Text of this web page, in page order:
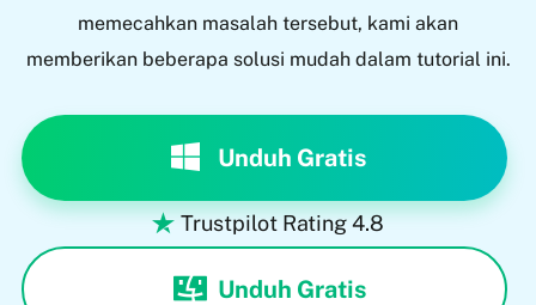
memecahkan masalah tersebut, kami akan
memberikan beberapa solusi mudah dalam tutorial ini.
Unduh Gratis
 Trustpilot Rating 4.8
Unduh Gratis